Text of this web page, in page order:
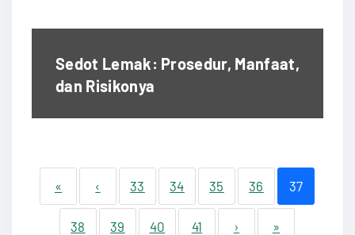
Sedot Lemak: Prosedur, Manfaat,
dan Risikonya
« ‹ 33 34 35 36 37
38 39 40 41 › »